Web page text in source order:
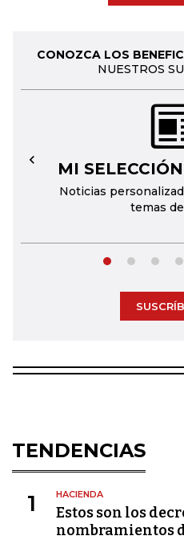
CONOZCA LOS
NUESTROS
MI
Noticias
temas
←
TENDENCIAS
1 HACIENDA
Estos son los
nombramientos